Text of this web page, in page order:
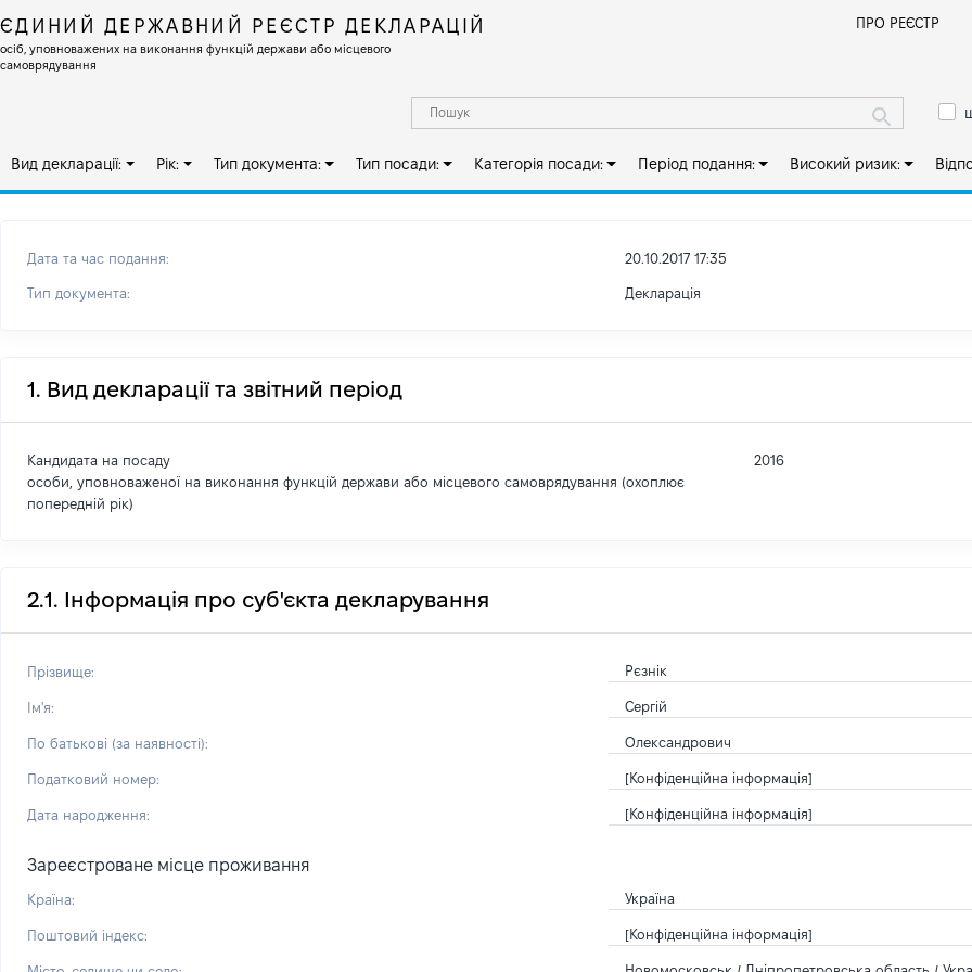
ЄДИНИЙ ДЕРЖАВНИЙ РЕЄСТР ДЕКЛАРАЦІЙ
осіб, уповноважених на виконання функцій держави або місцевого
самоврядування
ПРО РЕЄСТР
Вид декларації: Рік: Тип документа: Тип посади: Категорія посади: Період подання: Високий ризик:
Дата та час подання: 20.10.2017 17:35
Тип документа: Декларація
1. Вид декларації та звітний період
Кандидата на посаду
особи, уповноваженої на виконання функцій держави або місцевого самоврядування (охоплює
попередній рік)
2016
2.1. Інформація про суб'єкта декларування
Прізвище: Рєзнік
Ім'я: Сергій
По батькові (за наявності): Олександрович
Податковий номер: [Конфіденційна інформація]
Дата народження: [Конфіденційна інформація]
Зареєстроване місце проживання
Країна: Україна
Поштовий індекс: [Конфіденційна інформація]